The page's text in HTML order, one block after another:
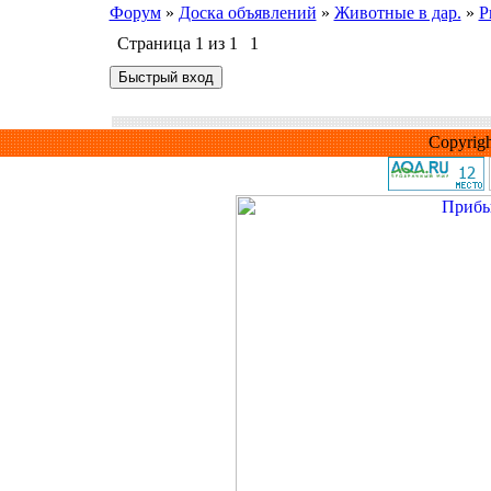
Форум » Доска объявлений » Животные в дар. »
Страница 1 из 1 1